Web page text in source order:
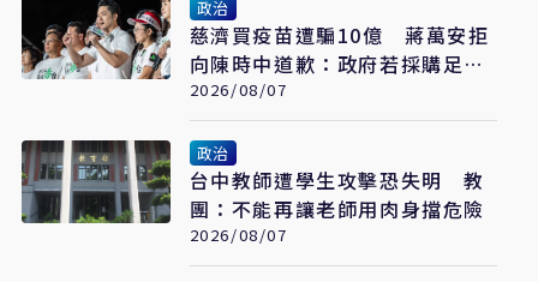
政治
慈濟買疫苗遭騙10億 蔣萬安拒
向陳時中道歉：政府若採購足夠
疫苗不需民間出力
2026/08/07
政治
台中教師遭學生攻擊恐失明 教
團：不能再讓老師用肉身擋危險
2026/08/07